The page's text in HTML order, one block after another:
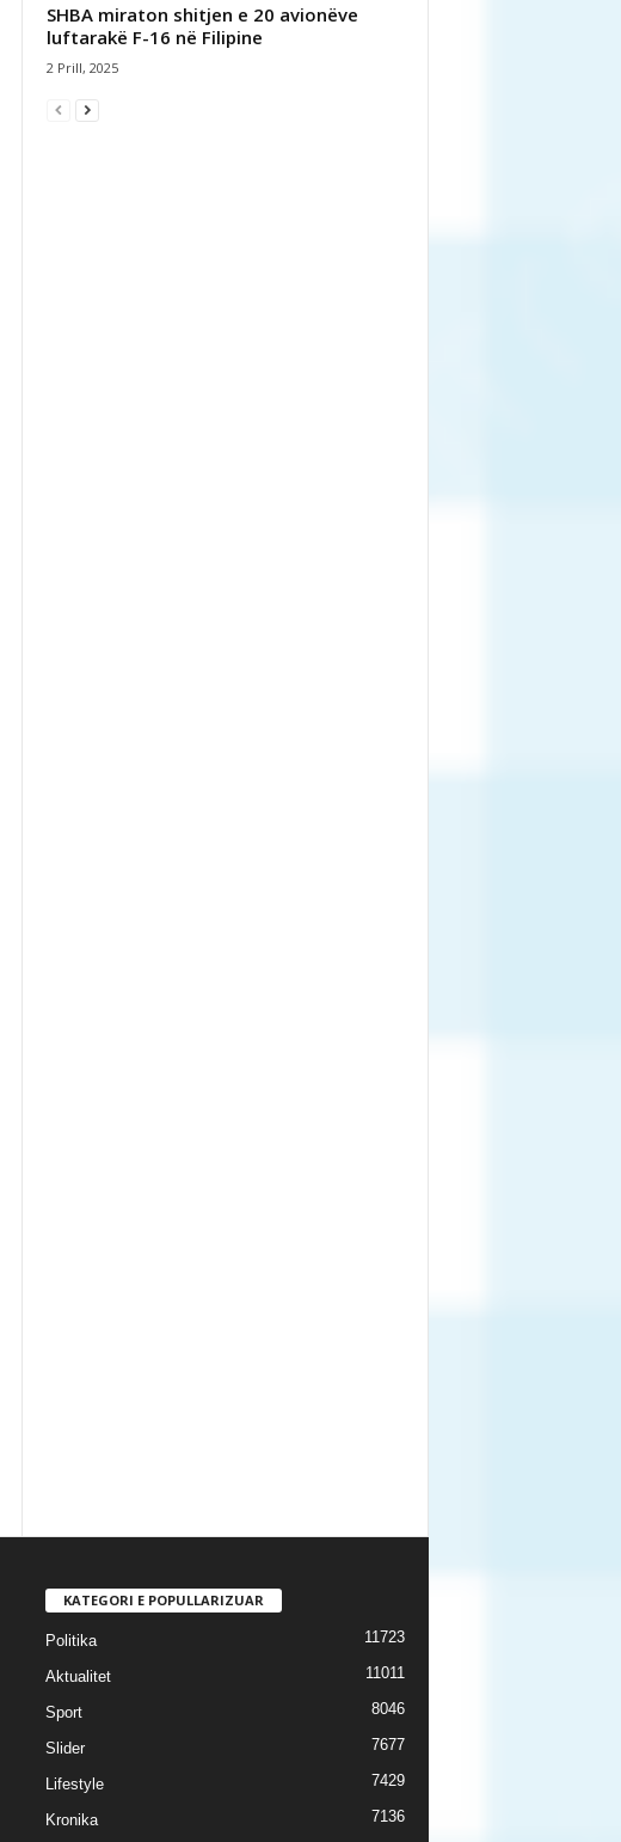
SHBA miraton shitjen e 20 avionëve
luftarakë F-16 në Filipine
2 Prill, 2025
KATEGORI E POPULLARIZUAR
Politika 11723
Aktualitet 11011
Sport 8046
Slider 7677
Lifestyle 7429
Kronika 7136